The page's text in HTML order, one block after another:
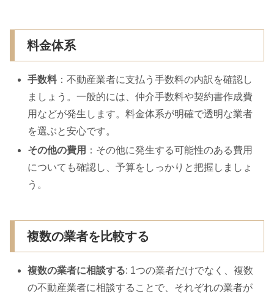
料金体系
手数料：不動産業者に支払う手数料の内訳を確認し
ましょう。一般的には、仲介手数料や契約書作成費
用などが発生します。料金体系が明確で透明な業者
を選ぶと安心です。
その他の費用 ：その他に発生する可能性のある費用
についても確認し、予算をしっかりと把握しましょ
う。
複数の業者を比較する
複数の業者に相談する: 1つの業者だけでなく、複数
の不動産業者に相談することで、それぞれの業者が